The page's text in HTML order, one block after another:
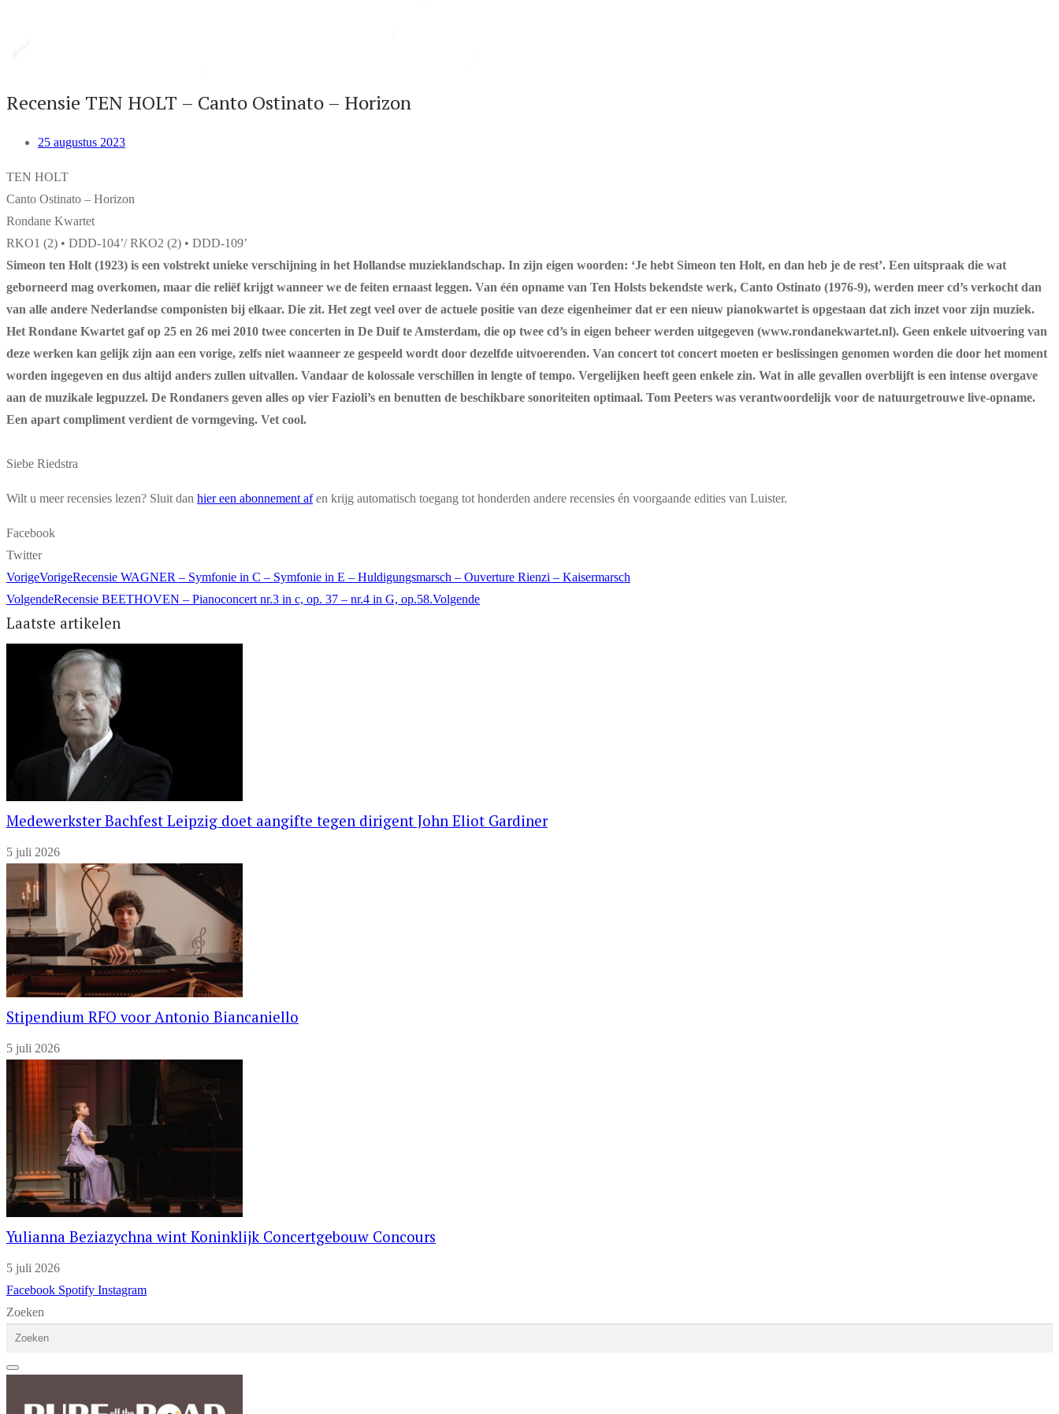
Recensie TEN HOLT – Canto Ostinato – Horizon
25 augustus 2023
TEN HOLT
Canto Ostinato – Horizon
Rondane Kwartet
RKO1 (2) • DDD-104’/ RKO2 (2) • DDD-109’
Simeon ten Holt (1923) is een volstrekt unieke verschijning in het Hollandse muzieklandschap. In zijn eigen woorden: ‘Je hebt Simeon ten Holt, en dan heb je de rest’. Een uitspraak die wat
geborneerd mag overkomen, maar die reliëf krijgt wanneer we de feiten ernaast leggen. Van één opname van Ten Holsts bekendste werk, Canto Ostinato (1976-9), werden meer cd’s verkocht dan
van alle andere Nederlandse componisten bij elkaar. Die zit. Het zegt veel over de actuele positie van deze eigenheimer dat er een nieuw pianokwartet is opgestaan dat zich inzet voor zijn muziek.
Het Rondane Kwartet gaf op 25 en 26 mei 2010 twee concerten in De Duif te Amsterdam, die op twee cd’s in eigen beheer werden uitgegeven (www.rondanekwartet.nl). Geen enkele uitvoering van
deze werken kan gelijk zijn aan een vorige, zelfs niet waanneer ze gespeeld wordt door dezelfde uitvoerenden. Van concert tot concert moeten er beslissingen genomen worden die door het moment
worden ingegeven en dus altijd anders zullen uitvallen. Vandaar de kolossale verschillen in lengte of tempo. Vergelijken heeft geen enkele zin. Wat in alle gevallen overblijft is een intense overgave
aan de muzikale legpuzzel. De Rondaners geven alles op vier Fazioli’s en benutten de beschikbare sonoriteiten optimaal. Tom Peeters was verantwoordelijk voor de natuurgetrouwe live-opname.
Een apart compliment verdient de vormgeving. Vet cool.
Siebe Riedstra
Wilt u meer recensies lezen? Sluit dan hier een abonnement afen krijg automatisch toegang tot honderden andere recensies én voorgaande edities van Luister.
Facebook
Twitter
VorigeVorigeRecensie WAGNER – Symfonie in C – Symfonie in E – Huldigungsmarsch – Ouverture Rienzi – Kaisermarsch
VolgendeRecensie BEETHOVEN – Pianoconcert nr.3 in c, op. 37 – nr.4 in G, op.58.Volgende
Laatste artikelen
Medewerkster Bachfest Leipzig doet aangifte tegen dirigent John Eliot Gardiner
5 juli 2026
Stipendium RFO voor Antonio Biancaniello
5 juli 2026
Yulianna Beziazychna wint Koninklijk Concertgebouw Concours
5 juli 2026
Facebook Spotify Instagram
Zoeken